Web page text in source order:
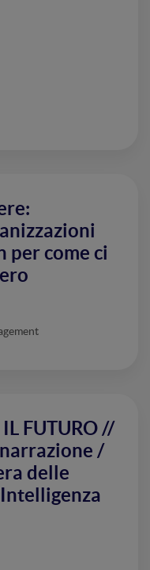
per come ci
FUTURO //
/
delle